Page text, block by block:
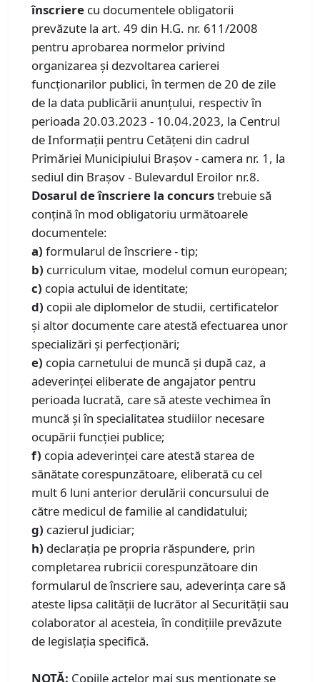
înscriere cu documentele obligatorii
prevăzute la art. 49 din H.G. nr. 611/2008
pentru aprobarea normelor privind
organizarea şi dezvoltarea carierei
funcţionarilor publici, în termen de 20 de zile
de la data publicării anunţului, respectiv în
perioada 20.03.2023 - 10.04.2023, la Centrul
de Informaţii pentru Cetăţeni din cadrul
Primăriei Municipiului Braşov - camera nr. 1, la
sediul din Braşov - Bulevardul Eroilor nr.8.
Dosarul de înscriere la concurstrebuie să
conţină în mod obligatoriu următoarele
documentele:
a) formularul de înscriere - tip;
b) curriculum vitae, modelul comun european;
c) copia actului de identitate;
d) copii ale diplomelor de studii, certificatelor
şi altor documente care atestă efectuarea unor
specializări şi perfecţionări;
e) copia carnetului de muncă şi după caz, a
adeverinţei eliberate de angajator pentru
perioada lucrată, care să ateste vechimea în
muncă şi în specialitatea studiilor necesare
ocupării funcţiei publice;
f) copia adeverinţei care atestă starea de
sănătate corespunzătoare, eliberată cu cel
mult 6 luni anterior derulării concursului de
către medicul de familie al candidatului;
g) cazierul judiciar;
h) declaraţia pe propria răspundere, prin
completarea rubricii corespunzătoare din
formularul de înscriere sau, adeverinţa care să
ateste lipsa calităţii de lucrător al Securităţii sau
colaborator al acesteia, în condițiile prevăzute
de legislația specifică.
NOTĂ: Copiile actelor mai sus menţionate se